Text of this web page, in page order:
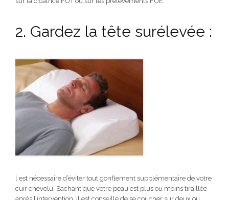
2. Gardez la tête surélevée :
l est nécessaire d’éviter tout gonflement supplémentaire de votre
cuir chevelu. Sachant que votre peau est plus ou moins tiraillée